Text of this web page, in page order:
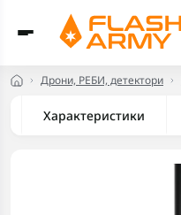
Дрони, РЕБИ, детектори
Характеристики